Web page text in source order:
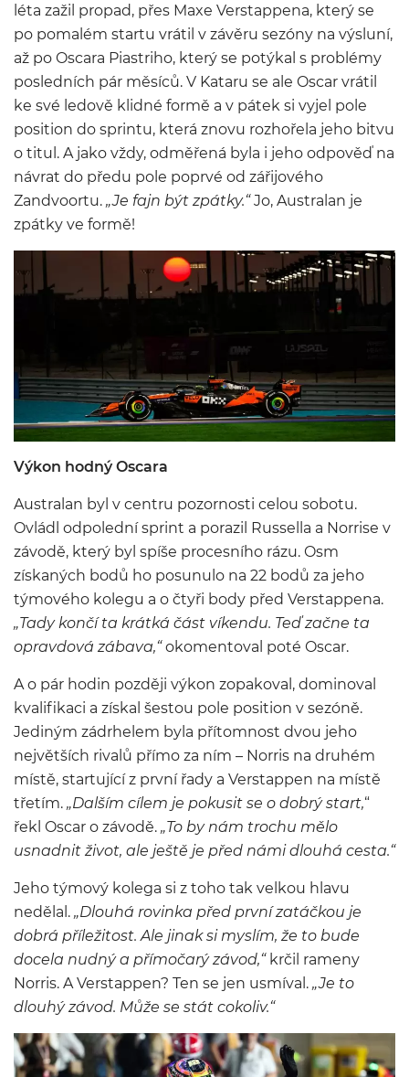
léta zažil propad, přes Maxe Verstappena, který se
po pomalém startu vrátil v závěru sezóny na výsluní,
až po Oscara Piastriho, který se potýkal s problémy
posledních pár měsíců. V Kataru se ale Oscar vrátil
ke své ledově klidné formě a v pátek si vyjel pole
position do sprintu, která znovu rozhořela jeho bitvu
o titul. A jako vždy, odměřená byla i jeho odpověď na
návrat do předu pole poprvé od zářijového
Zandvoortu. „Je fajn být zpátky.“Jo, Australan je
zpátky ve formě!
Výkon hodný Oscara
Australan byl v centru pozornosti celou sobotu.
Ovládl odpolední sprint a porazil Russella a Norrise v
závodě, který byl spíše procesního rázu. Osm
získaných bodů ho posunulo na 22 bodů za jeho
týmového kolegu a o čtyři body před Verstappena.
„Tady končí ta krátká část víkendu. Teď začne ta
opravdová zábava,“okomentoval poté Oscar.
A o pár hodin později výkon zopakoval, dominoval
kvalifikaci a získal šestou pole position v sezóně.
Jediným zádrhelem byla přítomnost dvou jeho
největších rivalů přímo za ním – Norris na druhém
místě, startující z první řady a Verstappen na místě
třetím. „Dalším cílem je pokusit se o dobrý start,“
řekl Oscar o závodě. „To by nám trochu mělo
usnadnit život, ale ještě je před námi dlouhá cesta.“
Jeho týmový kolega si z toho tak velkou hlavu
nedělal. „Dlouhá rovinka před první zatáčkou je
dobrá příležitost. Ale jinak si myslím, že to bude
docela nudný a přímočarý závod,“krčil rameny
Norris. A Verstappen? Ten se jen usmíval. „Je to
dlouhý závod. Může se stát cokoliv.“